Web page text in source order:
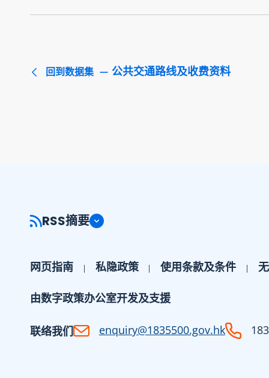
回到数据集 公共交通路线及收费资料
RSS摘要
网页指南 私隐政策 使用条款及条件
由数字政策办公室开发及支援
联络我们 enquiry@1835500.gov.hk